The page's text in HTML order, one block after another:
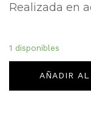
Realizada en
1 disponibles
AÑADIR AL